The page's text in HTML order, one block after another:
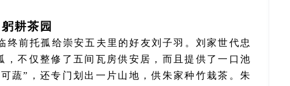
耕茶园
终前托孤给崇安五夫里的好友刘子羽。刘家世代忠
不仅整修了五间瓦房供安居，而且提供了一口池
蔬”，还专门划出一片山地，供朱家种竹栽茶。朱